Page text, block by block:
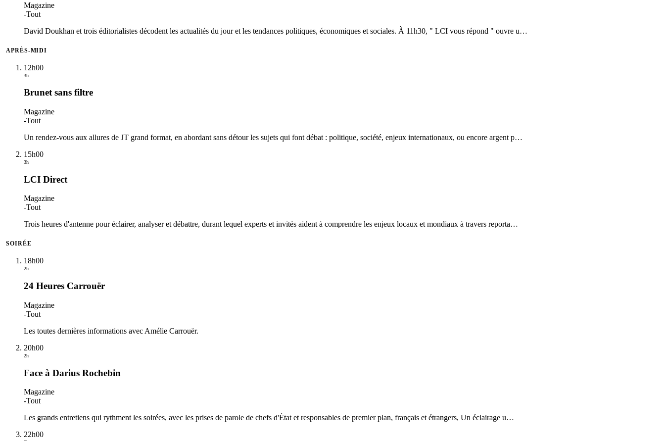
Magazine
-Tout
David Doukhan et trois éditorialistes décodent les actualités du jour et les tendances politiques, économiques et sociales. À 11h30, " LCI vous répond " ouvre u…
APRÈS-MIDI
12h00
3h
Brunet sans filtre
Magazine
-Tout
Un rendez-vous aux allures de JT grand format, en abordant sans détour les sujets qui font débat : politique, société, enjeux internationaux, ou encore argent p…
15h00
3h
LCI Direct
Magazine
-Tout
Trois heures d'antenne pour éclairer, analyser et débattre, durant lequel experts et invités aident à comprendre les enjeux locaux et mondiaux à travers reporta…
SOIRÉE
18h00
2h
24 Heures Carrouër
Magazine
-Tout
Les toutes dernières informations avec Amélie Carrouër.
20h00
2h
Face à Darius Rochebin
Magazine
-Tout
Les grands entretiens qui rythment les soirées, avec les prises de parole de chefs d'État et responsables de premier plan, français et étrangers, Un éclairage u…
22h00